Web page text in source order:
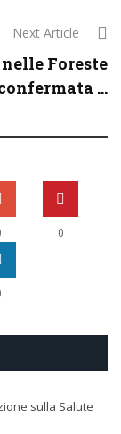
Next Article
Foreste
...
0
sulla Salute